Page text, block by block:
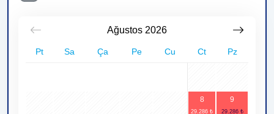
Ağustos 2026
Pt Sa Ça Pe Cu Ct Pz
8 9